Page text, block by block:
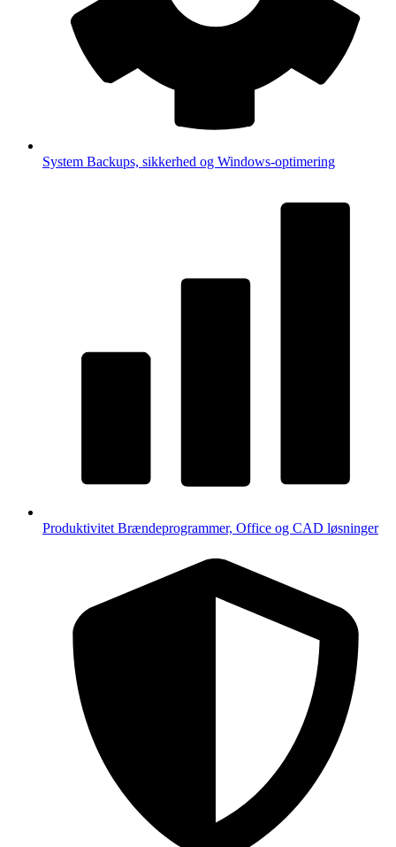
System Backups, sikkerhed og Windows-optimering
Produktivitet Brændeprogrammer, Office og CAD løsninger